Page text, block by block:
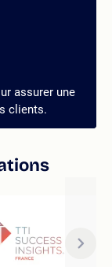
assurer une
clients.